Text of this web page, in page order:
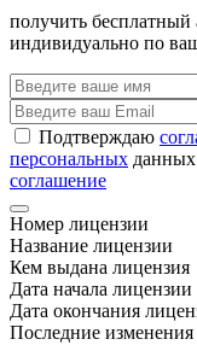
получить бесплатный
индивидуально по
Подтверждаю
персональных
соглашение
Номер лицензии
Название лицензии
Кем выдана лицензия
Дата начала лицензии
Дата окончания
Последние